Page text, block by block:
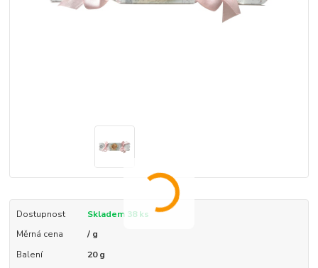
Dostupnost
Skladem 38 ks
Měrná cena
/ g
Balení
20 g